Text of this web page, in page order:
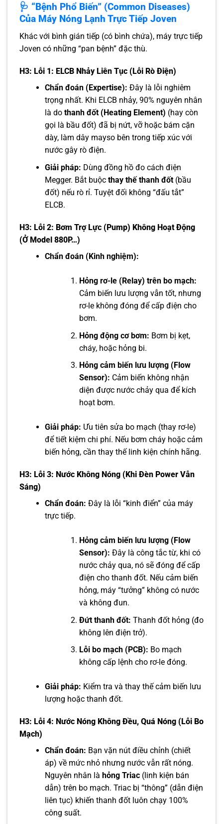
🩺 “Bệnh Phổ Biến” (Common Diseases)
Của Máy Nóng Lạnh Trực Tiếp Joven
Khác với bình gián tiếp (có bình chứa), máy trực tiếp
Joven có những “pan bệnh” đặc thù.
H3: Lỗi 1: ELCB Nhảy Liên Tục (Lỗi Rò Điện)
Chẩn đoán (Expertise): Đây là lỗi nghiêm
trọng nhất. Khi ELCB nhảy, 90% nguyên nhân
là do thanh đốt (Heating Element) (hay còn
gọi là bầu đốt) đã bị nứt, vỡ hoặc bám cặn
dày, làm dây mayso bên trong tiếp xúc với
nước gây rò điện.
Giải pháp: Dùng đồng hồ đo cách điện
Megger. Bắt buộc thay thế thanh đốt(bầu
đốt) nếu rò rỉ. Tuyệt đối không “đấu tắt”
ELCB.
H3: Lỗi 2: Bơm Trợ Lực (Pump) Không Hoạt Động
(Ở Model 880P…)
Chẩn đoán (Kinh nghiệm):
Hỏng rơ-le (Relay) trên bo mạch:
Cảm biến lưu lượng vẫn tốt, nhưng
rơ-le không đóng để cấp điện cho
bơm.
Hỏng động cơ bơm: Bơm bị kẹt,
cháy, hoặc hỏng bi.
Hỏng cảm biến lưu lượng (Flow
Sensor): Cảm biến không nhận
diện được nước chảy qua để kích
hoạt bơm.
Giải pháp: Ưu tiên sửa bo mạch (thay rơ-le)
để tiết kiệm chi phí. Nếu bơm cháy hoặc cảm
biến hỏng, cần thay thế linh kiện chính hãng.
H3: Lỗi 3: Nước Không Nóng (Khi Đèn Power Vẫn
Sáng)
Chẩn đoán: Đây là lỗi “kinh điển” của máy
trực tiếp.
Hỏng cảm biến lưu lượng (Flow
Sensor): Đây là công tắc từ, khi có
nước chảy qua, nó sẽ đóng để cấp
điện cho thanh đốt. Nếu cảm biến
hỏng, máy “tưởng” không có nước
và không đun.
Đứt thanh đốt: Thanh đốt hỏng (đo
không lên điện trở).
Lỗi bo mạch (PCB): Bo mạch
không cấp lệnh cho rơ-le đóng.
Giải pháp: Kiểm tra và thay thế cảm biến lưu
lượng hoặc thanh đốt.
H3: Lỗi 4: Nước Nóng Không Đều, Quá Nóng (Lỗi Bo
Mạch)
Chẩn đoán: Bạn vặn nút điều chỉnh (chiết
áp) về mức nhỏ nhưng nước vẫn rất nóng.
Nguyên nhân là hỏng Triac(linh kiện bán
dẫn) trên bo mạch. Triac bị “thông” (dẫn điện
liên tục) khiến thanh đốt luôn chạy 100%
công suất.